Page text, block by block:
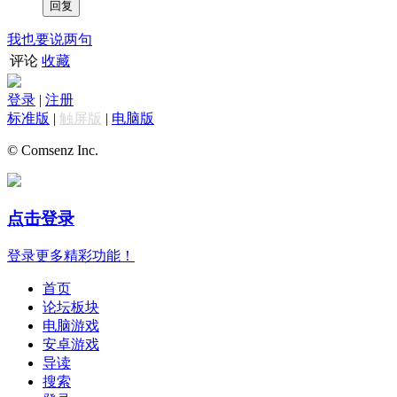
我也要说两句
评论 收藏
登录 | 注册
标准版 | 触屏版 | 电脑版
© Comsenz Inc.
点击登录
登录更多精彩功能！
首页
论坛板块
电脑游戏
安卓游戏
导读
搜索